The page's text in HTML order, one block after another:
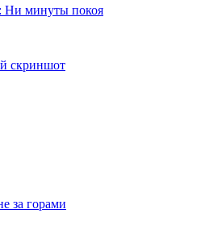
Ни минуты покоя
скриншот
за горами